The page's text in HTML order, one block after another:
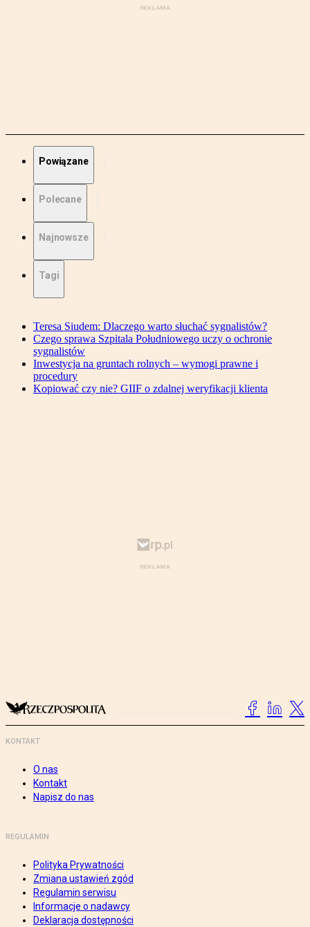
Powiązane
Polecane
Najnowsze
Tagi
Teresa Siudem: Dlaczego warto słuchać sygnalistów?
Czego sprawa Szpitala Południowego uczy o ochronie
sygnalistów
Inwestycja na gruntach rolnych – wymogi prawne i
procedury
Kopiować czy nie? GIIF o zdalnej weryfikacji klienta
KONTAKT
O nas
Kontakt
Napisz do nas
REGULAMIN
Polityka Prywatności
Zmiana ustawień zgód
Regulamin serwisu
Informacje o nadawcy
Deklaracja dostępności